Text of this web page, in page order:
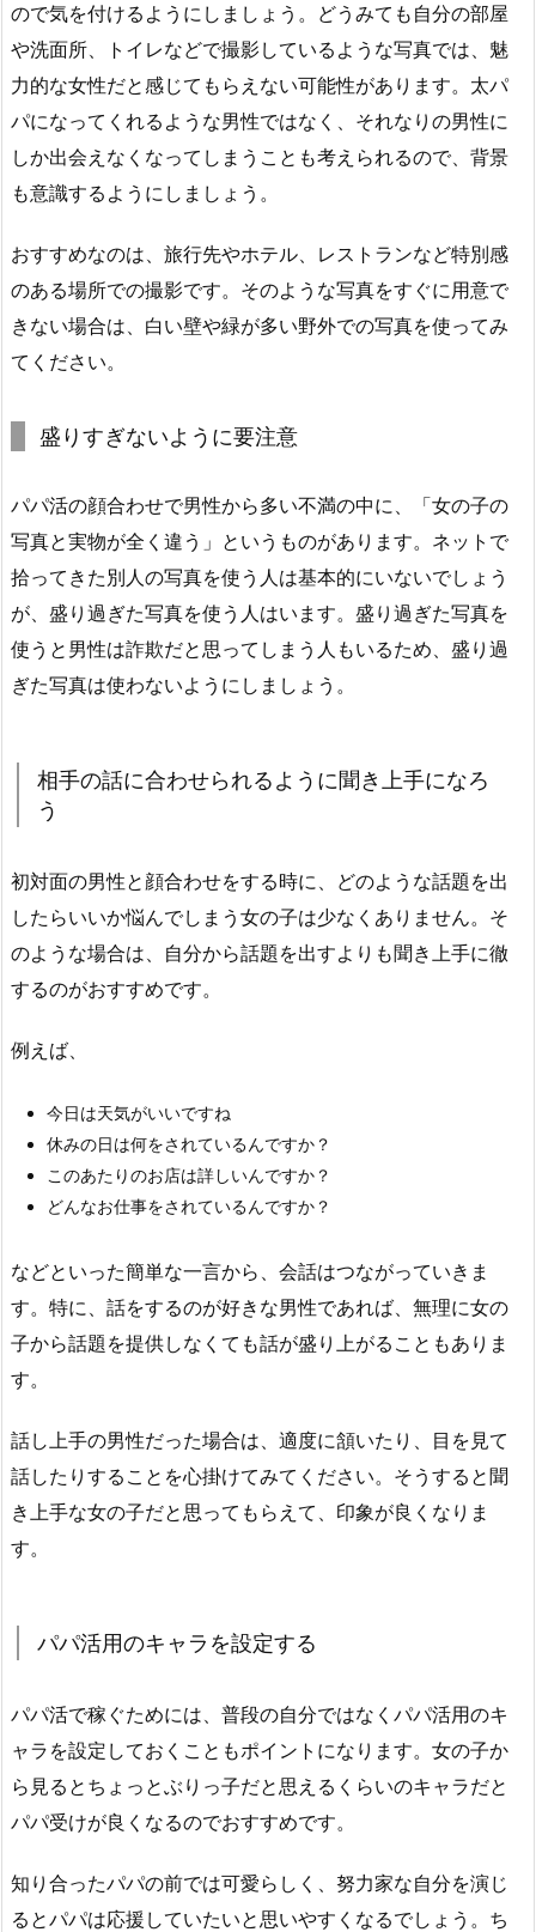
ので気を付けるようにしましょう。どうみても自分の部屋
や洗面所、トイレなどで撮影しているような写真では、魅
力的な女性だと感じてもらえない可能性があります。太パ
パになってくれるような男性ではなく、それなりの男性に
しか出会えなくなってしまうことも考えられるので、背景
も意識するようにしましょう。
おすすめなのは、旅行先やホテル、レストランなど特別感
のある場所での撮影です。そのような写真をすぐに用意で
きない場合は、白い壁や緑が多い野外での写真を使ってみ
てください。
盛りすぎないように要注意
パパ活の顔合わせで男性から多い不満の中に、「女の子の
写真と実物が全く違う」というものがあります。ネットで
拾ってきた別人の写真を使う人は基本的にいないでしょう
が、盛り過ぎた写真を使う人はいます。盛り過ぎた写真を
使うと男性は詐欺だと思ってしまう人もいるため、盛り過
ぎた写真は使わないようにしましょう。
相手の話に合わせられるように聞き上手になろ
う
初対面の男性と顔合わせをする時に、どのような話題を出
したらいいか悩んでしまう女の子は少なくありません。そ
のような場合は、自分から話題を出すよりも聞き上手に徹
するのがおすすめです。
例えば、
今日は天気がいいですね
休みの日は何をされているんですか？
このあたりのお店は詳しいんですか？
どんなお仕事をされているんですか？
などといった簡単な一言から、会話はつながっていきま
す。特に、話をするのが好きな男性であれば、無理に女の
子から話題を提供しなくても話が盛り上がることもありま
す。
話し上手の男性だった場合は、適度に頷いたり、目を見て
話したりすることを心掛けてみてください。そうすると聞
き上手な女の子だと思ってもらえて、印象が良くなりま
す。
パパ活用のキャラを設定する
パパ活で稼ぐためには、普段の自分ではなくパパ活用のキ
ャラを設定しておくこともポイントになります。女の子か
ら見るとちょっとぶりっ子だと思えるくらいのキャラだと
パパ受けが良くなるのでおすすめです。
知り合ったパパの前では可愛らしく、努力家な自分を演じ
るとパパは応援していたいと思いやすくなるでしょう。ち